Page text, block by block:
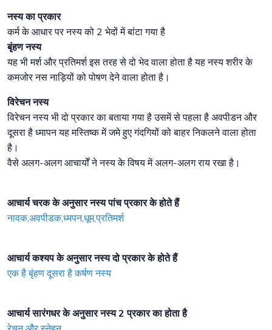
नस्य का प्रकार
कर्म के आधार पर नस्य को 2 भेदों में बांटा गया है
बृंहण नस्य
यह भी मर्श और प्रतिमर्श इस तरह से दो भेद वाला होता है यह नस्य शरीर के
कमजोर नस नाड़ियों को पोषण देने वाला होता है।
विरेचन नस्य
विरेचन नस्य भी दो प्रकार का बताया गया है उसमें से पहला है अवपीडन और
दूसरा है ध्मापन यह मस्तिष्क में जमे हुए गंदगियों को बाहर निकलने वाला होता
है।
वैसे अलग-अलग आचार्यों ने नस्य के विषय में अलग-अलग राय रखा है।
आचार्य चरक के अनुसार नस्य पांच प्रकार के होते हैं
नावक,अवपीडक,ध्मपन,धूम,प्रतिमर्श
आचार्य कश्यप के अनुसार नस्य दो प्रकार के होते हैं
एक है बृंहण दूसरा है कर्षण नस्य
आचार्य सारंगधर के अनुसार नस्य 2 प्रकार का होता है